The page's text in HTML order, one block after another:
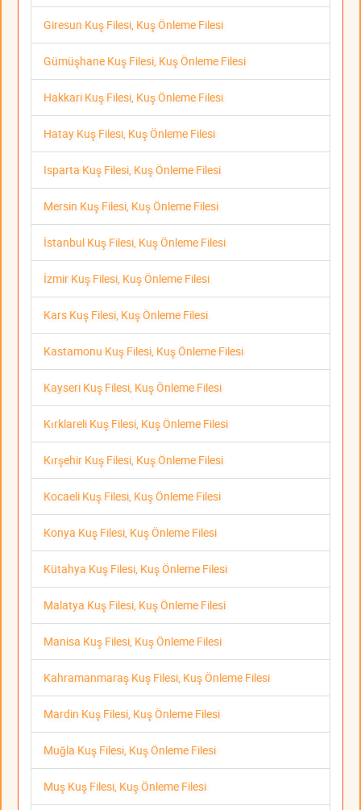
Giresun Kuş Filesi, Kuş Önleme Filesi
Gümüşhane Kuş Filesi, Kuş Önleme Filesi
Hakkari Kuş Filesi, Kuş Önleme Filesi
Hatay Kuş Filesi, Kuş Önleme Filesi
Isparta Kuş Filesi, Kuş Önleme Filesi
Mersin Kuş Filesi, Kuş Önleme Filesi
İstanbul Kuş Filesi, Kuş Önleme Filesi
İzmir Kuş Filesi, Kuş Önleme Filesi
Kars Kuş Filesi, Kuş Önleme Filesi
Kastamonu Kuş Filesi, Kuş Önleme Filesi
Kayseri Kuş Filesi, Kuş Önleme Filesi
Kırklareli Kuş Filesi, Kuş Önleme Filesi
Kırşehir Kuş Filesi, Kuş Önleme Filesi
Kocaeli Kuş Filesi, Kuş Önleme Filesi
Konya Kuş Filesi, Kuş Önleme Filesi
Kütahya Kuş Filesi, Kuş Önleme Filesi
Malatya Kuş Filesi, Kuş Önleme Filesi
Manisa Kuş Filesi, Kuş Önleme Filesi
Kahramanmaraş Kuş Filesi, Kuş Önleme Filesi
Mardin Kuş Filesi, Kuş Önleme Filesi
Muğla Kuş Filesi, Kuş Önleme Filesi
Muş Kuş Filesi, Kuş Önleme Filesi